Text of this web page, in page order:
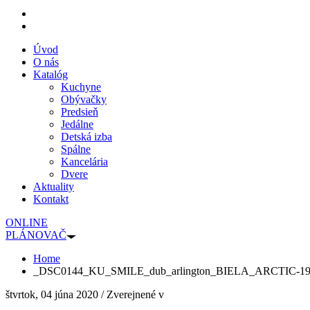
Úvod
O nás
Katalóg
Kuchyne
Obývačky
Predsieň
Jedálne
Detská izba
Spálne
Kancelária
Dvere
Aktuality
Kontakt
ONLINE
PLÁNOVAČ
Home
_DSC0144_KU_SMILE_dub_arlington_BIELA_ARCTIC-
štvrtok, 04 júna 2020 /Zverejnené v